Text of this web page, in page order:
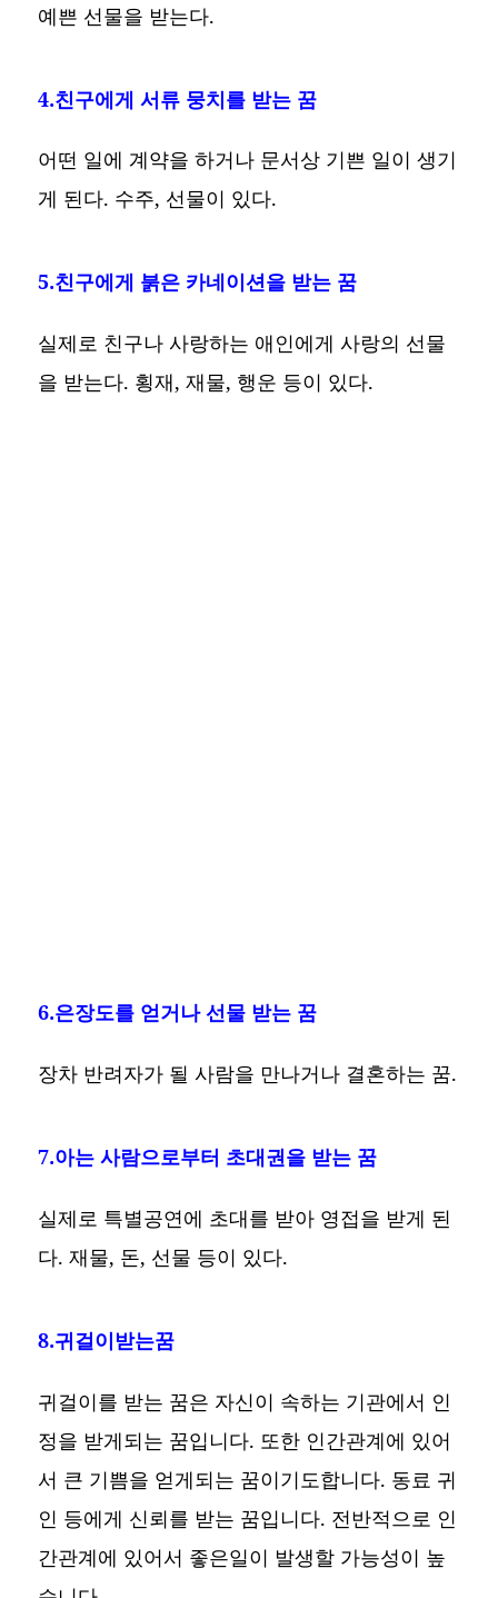
예쁜 선물을 받는다.
4.친구에게 서류 뭉치를 받는 꿈
어떤 일에 계약을 하거나 문서상 기쁜 일이 생기
게 된다. 수주, 선물이 있다.
5.친구에게 붉은 카네이션을 받는 꿈
실제로 친구나 사랑하는 애인에게 사랑의 선물
을 받는다. 횡재, 재물, 행운 등이 있다.
6.은장도를 얻거나 선물 받는 꿈
장차 반려자가 될 사람을 만나거나 결혼하는 꿈.
7.아는 사람으로부터 초대권을 받는 꿈
실제로 특별공연에 초대를 받아 영접을 받게 된
다. 재물, 돈, 선물 등이 있다.
8.귀걸이받는꿈
귀걸이를 받는 꿈은 자신이 속하는 기관에서 인
정을 받게되는 꿈입니다. 또한 인간관계에 있어
서 큰 기쁨을 얻게되는 꿈이기도합니다. 동료 귀
인 등에게 신뢰를 받는 꿈입니다. 전반적으로 인
간관계에 있어서 좋은일이 발생할 가능성이 높